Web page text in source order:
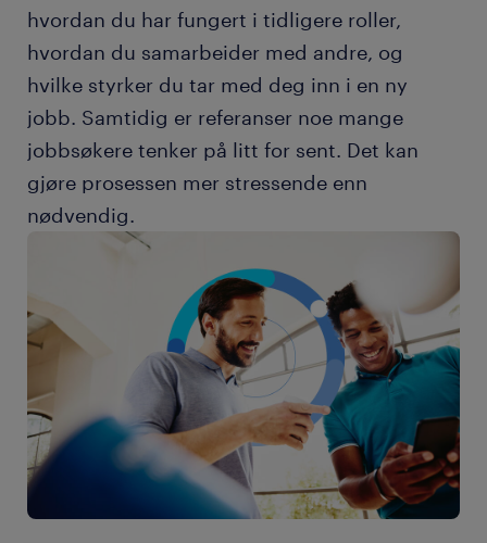
hvordan du har fungert i tidligere roller,
hvordan du samarbeider med andre, og
hvilke styrker du tar med deg inn i en ny
jobb. Samtidig er referanser noe mange
jobbsøkere tenker på litt for sent. Det kan
gjøre prosessen mer stressende enn
nødvendig.